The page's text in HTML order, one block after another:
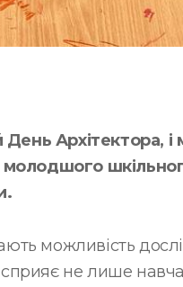
Архітектора, і
можливість
сприяє не лише